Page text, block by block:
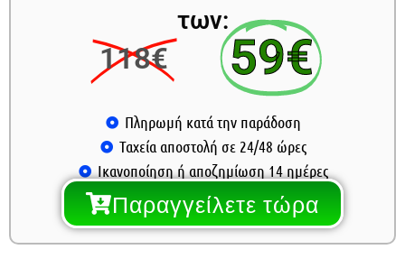
των:
118€ 59€
Πληρωμή κατά την παράδοση
Ταχεία αποστολή σε 24/48 ώρες
Ικανοποίηση ή αποζημίωση 14 ημέρες
Παραγγείλετε τώρα